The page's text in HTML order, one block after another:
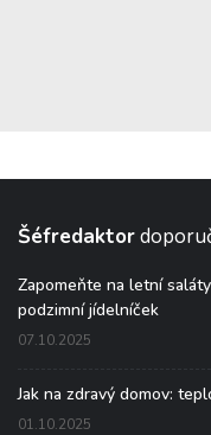
Šéfredaktor
Zapomeňte na letní
podzimní jídelníček
07.10.2025
Jak na zdravý domov:
01.10.2025